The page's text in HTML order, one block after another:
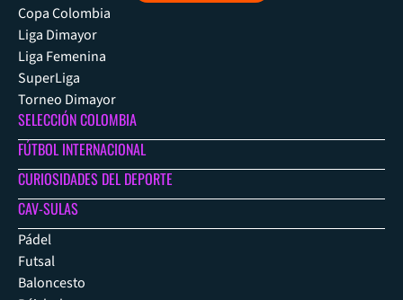
Copa Colombia
Liga Dimayor
Liga Femenina
SuperLiga
Torneo Dimayor
SELECCIÓN COLOMBIA
FÚTBOL INTERNACIONAL
CURIOSIDADES DEL DEPORTE
CAV-SULAS
Pádel
Futsal
Baloncesto